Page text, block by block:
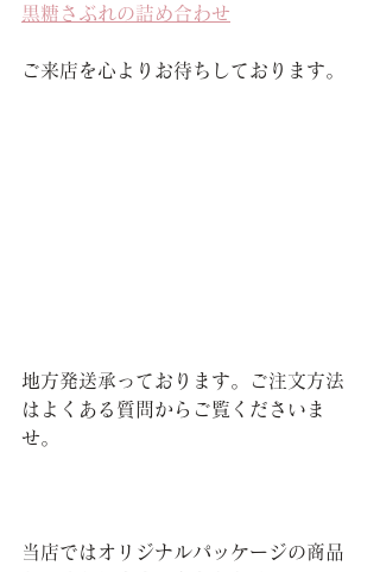
黒糖さぶれの詰め合わせ
ご来店を心よりお待ちしております。
地方発送承っております。ご注文方法
はよくある質問からご覧くださいま
せ。
当店ではオリジナルパッケージの商品